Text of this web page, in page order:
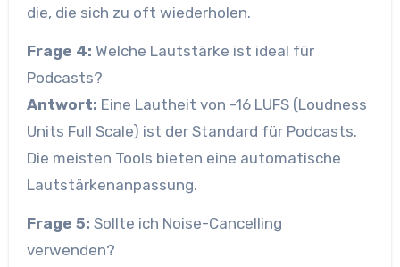
die, die sich zu oft wiederholen.
Frage 4: Welche Lautstärke ist ideal für
Podcasts?
Antwort: Eine Lautheit von -16 LUFS (Loudness
Units Full Scale) ist der Standard für Podcasts.
Die meisten Tools bieten eine automatische
Lautstärkenanpassung.
Frage 5: Sollte ich Noise-Cancelling
verwenden?